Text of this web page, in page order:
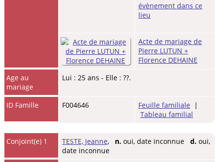
Acte de mariage de
Pierre LUTUN +
Florence DEHAINE
Age au
mariage
Lui : 25 ans - Elle : ??.
ID Famille F004646 Feuille familiale |
Tableau familial
Conjoint(e) 1 TESTE, Jeanne, n. oui, date inconnue d. oui,
date inconnue